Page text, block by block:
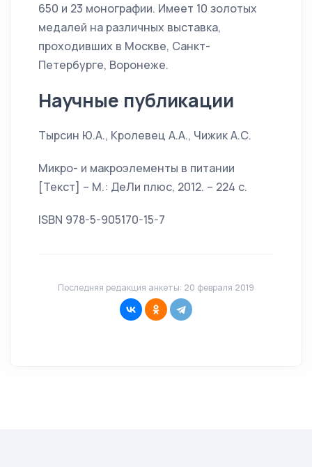
650 и 23 монографии. Имеет 10 золотых
медалей на различных выставка,
проходивших в Москве, Санкт-
Петербурге, Воронеже.
Научные публикации
Тырсин Ю.А., Кролевец А.А., Чижик А.С.
Микро- и макроэлементы в питании
[Текст] – М.: ДеЛи плюс, 2012. – 224 с.
ISBN 978-5-905170-15-7
Последняя редакция анкеты: 20 февраля 2019